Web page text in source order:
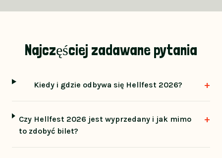
Najczęściej zadawane pytania
Kiedy i gdzie odbywa się Hellfest 2026? +
Czy Hellfest 2026 jest wyprzedany i jak mimo
to zdobyć bilet?
+